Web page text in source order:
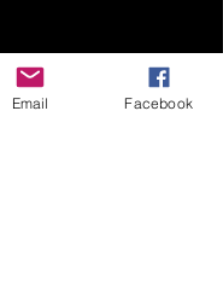
Email Facebook